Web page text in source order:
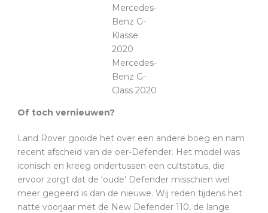
Mercedes-
Benz G-
Klasse
2020
Mercedes-
Benz G-
Class 2020
Of toch vernieuwen?
Land Rover gooide het over een andere boeg en nam
recent afscheid van de oer-Defender. Het model was
iconisch en kreeg ondertussen een cultstatus, die
ervoor zorgt dat de ‘oude’ Defender misschien wel
meer gegeerd is dan de nieuwe. Wij reden tijdens het
natte voorjaar met de New Defender 110, de lange